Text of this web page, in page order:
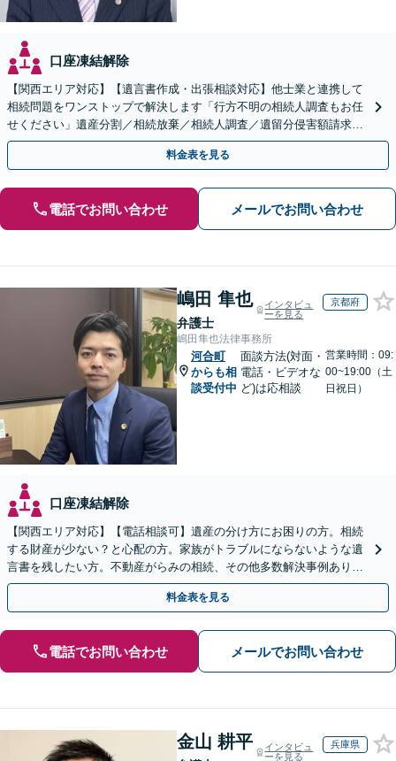
口座凍結解除
【関西エリア対応】【遺言書作成・出張相談対応】他士業と連携して
相続問題をワンストップで解決します「行方不明の相続人調査もお任
せください」遺産分割／相続放棄／相続人調査／遺留分侵害額請求／
登記など【休日・夜間面談可】【分割払い対応】
料金表を見る
電話でお問い合わせ メールでお問い合わせ
嶋田 隼也
弁護士
インタビュ
ーを見る
京都府
嶋田隼也法律事務所
河合町
からも相
談受付中
面談方法(対面・
電話・ビデオな
ど)は応相談
営業時間：09:
00~19:00（土
日祝日）
口座凍結解除
【関西エリア対応】【電話相談可】遺産の分け方にお困りの方。相続
する財産が少ない？と心配の方。家族がトラブルにならないような遺
言書を残したい方。不動産がらみの相続、その他多数解決事例あり。
親身に対応します【夜間・休日面談】【初回相談無料】
料金表を見る
電話でお問い合わせ メールでお問い合わせ
金山 耕平
インタビュ
ーを見る
兵庫県